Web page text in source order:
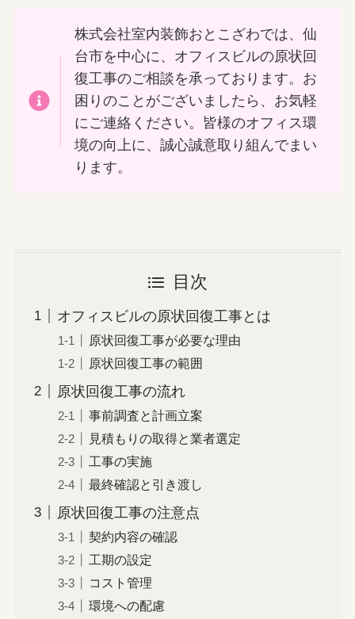
株式会社室内装飾おとこざわでは、仙
台市を中心に、オフィスビルの原状回
復工事のご相談を承っております。お
困りのことがございましたら、お気軽
にご連絡ください。皆様のオフィス環
境の向上に、誠心誠意取り組んでまい
ります。
目次
オフィスビルの原状回復工事とは
原状回復工事が必要な理由
原状回復工事の範囲
原状回復工事の流れ
事前調査と計画立案
見積もりの取得と業者選定
工事の実施
最終確認と引き渡し
原状回復工事の注意点
契約内容の確認
工期の設定
コスト管理
環境への配慮